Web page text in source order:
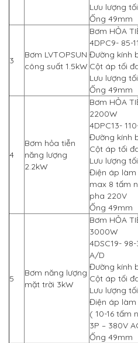
Lưu lượng
Ống 49mm
3
Bơm LVTOPSUN
công suất 1.5kW
Bơm HỎA
4DPC9- 85-
Đường kính
Cột áp tối
Lưu lượng
Ống 49mm
4
Bơm hỏa tiễn
năng lượng
2.2kW
Bơm HỎA
2200W
4DPC13-
Đường kính
Cột áp tối
Lưu lượng
Điện áp làm
max 8 tấm
pha 220V
Ống 49mm
5
Bơm năng lượng
mặt trời 3kW
Bơm HỎA
3000W
4DSC19-
A/D
Đường kính
Cột áp tối
Lưu lượng
Điện áp làm
( 10-16 tấm
3P – 380V
Ống 49mm